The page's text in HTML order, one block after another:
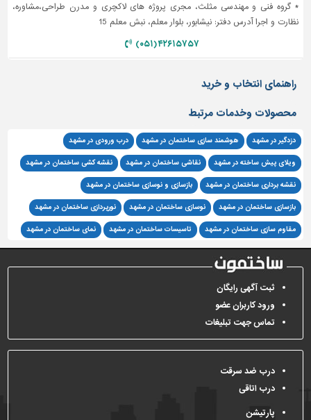
محوطه
سازی
ساخت
و
تاسیسات
ساختمان
شهرسازی،
ترافیک
و
سازه
سایر
* گروه فنی و مهندسی مثلث، مجری پروژه های لاکچری و مدرن طراحی،مشاوره،
نظارت و اجرا آدرس دفتر: نیشابور، بلوار معلم، نبش معلم 15
۴۲۶۱۵۷۵۷ (۰۵۱)
راهنمای انتخاب و خرید
محصولات وخدمات مرتبط
دزدگیر در مشهد هوشمند سازی ساختمان در مشهد درب ورودی در مشهد
ویلای پیش ساخته در مشهد نقاشی ساختمان در مشهد نقشه کشی ساختمان در مشهد
نقشه برداری ساختمان در مشهد بازسازی و نوسازی ساختمان در مشهد
بازسازی ساختمان در مشهد نوسازی ساختمان در مشهد نورپردازی ساختمان در مشهد
مقاوم سازی ساختمان در مشهد تاسیسات ساختمان در مشهد نمای ساختمان در مشهد
ثبت آگهی رایگان
ورود کاربران عضو
تماس جهت تبلیغات
درب ضد سرقت
درب اتاقی
پارتیشن